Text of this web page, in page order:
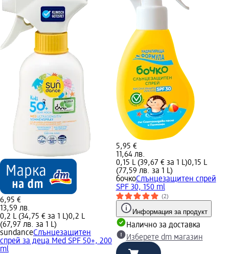
6,95 €
13,59 лв.
0,2 L (34,75 € за 1 L)0,2 L
(67,97 лв. за 1 L)
sundanceСлънцезащитен
спрей за деца Med SPF 50+, 200
ml
5,95 €
11,64 лв.
0,15 L (39,67 € за 1 L)0,15 L
(77,59 лв. за 1 L)
бочкоСлънцезащитен спрей
SPF 30, 150 ml
(2)
Информация за продукт
Налично за доставка
Изберете dm магазин